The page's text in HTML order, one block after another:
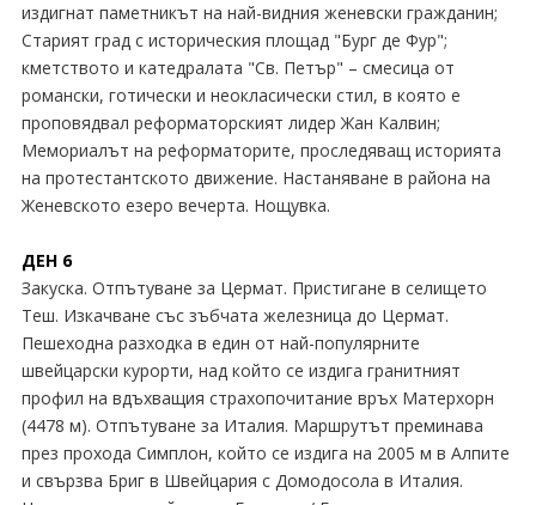
издигнат паметникът на най-видния женевски гражданин;
Старият град с историческия площад "Бург де Фур";
кметството и катедралата "Св. Петър" – смесица от
романски, готически и неокласически стил, в която е
проповядвал реформаторският лидер Жан Калвин;
Мемориалът на реформаторите, проследяващ историята
на протестантското движение. Настаняване в района на
Женевското езеро вечерта. Нощувка.
ДЕН 6
Закуска. Отпътуване за Цермат. Пристигане в селището
Теш. Изкачване със зъбчата железница до Цермат.
Пешеходна разходка в един от най-популярните
швейцарски курорти, над който се издига гранитният
профил на вдъхващия страхопочитание връх Матерхорн
(4478 м). Отпътуване за Италия. Маршрутът преминава
през прохода Симплон, който се издига на 2005 м в Алпите
и свързва Бриг в Швейцария с Домодосола в Италия.